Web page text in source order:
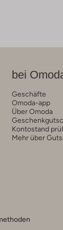
bei
Geschäfte
Omoda-app
Über Omoda
Kontostand
Mehr über